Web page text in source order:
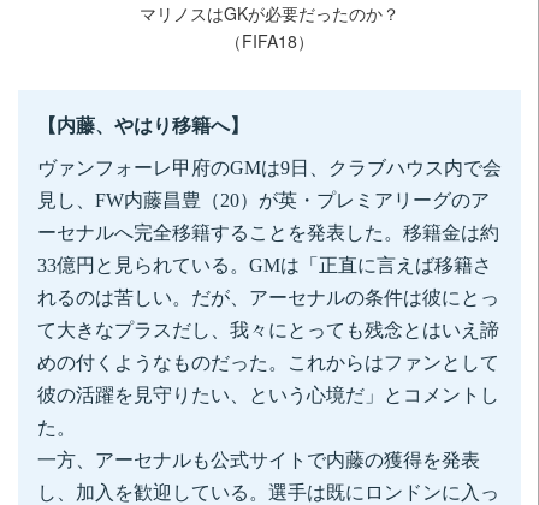
マリノスはGKが必要だったのか？
（FIFA18）
【内藤、やはり移籍へ】
ヴァンフォーレ甲府のGMは9日、クラブハウス内で会
見し、FW内藤昌豊（20）が英・プレミアリーグのア
ーセナルへ完全移籍することを発表した。移籍金は約
33億円と見られている。GMは「正直に言えば移籍さ
れるのは苦しい。だが、アーセナルの条件は彼にとっ
て大きなプラスだし、我々にとっても残念とはいえ諦
めの付くようなものだった。これからはファンとして
彼の活躍を見守りたい、という心境だ」とコメントし
た。
一方、アーセナルも公式サイトで内藤の獲得を発表
し、加入を歓迎している。選手は既にロンドンに入っ